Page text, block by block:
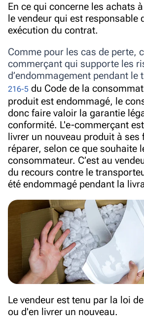
En ce qui concerne les achats
le vendeur qui est responsable
exécution du contrat.
Comme pour les cas de perte,
commerçant qui supporte les
d’endommagement pendant le
216-5 du Code de la
produit est endommagé, le
donc faire valoir la garantie
conformité. L'e-commerçant
livrer un nouveau produit à ses
réparer, selon ce que souhaite
consommateur. C’est au
du recours contre le
été endommagé pendant la
Le vendeur est tenu par la loi
ou d'en livrer un nouveau.